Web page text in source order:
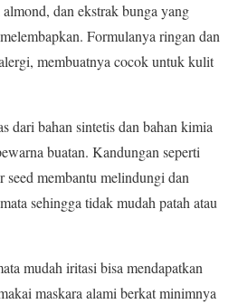
dan ekstrak bunga yang
Formulanya ringan dan
membuatnya cocok untuk kulit
dari bahan sintetis dan bahan kimia
buatan. Kandungan seperti
seed membantu melindungi dan
sehingga tidak mudah patah atau
mudah iritasi bisa mendapatkan
maskara alami berkat minimnya